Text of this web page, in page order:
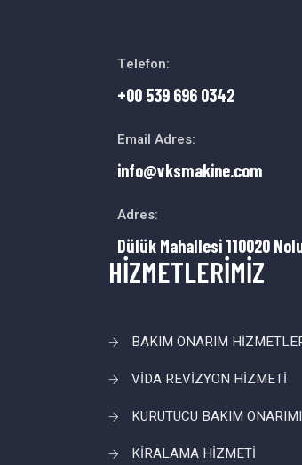
Telefon:
+00 539 696 0342
Email Adres:
info@vksmakine.com
Adres:
Dülük Mahallesi 110020
HİZMETLERİMİZ
BAKIM ONARIM
VİDA REVİZYON HİZMETİ
KURUTUCU BAKIM
KİRALAMA HİZMETİ